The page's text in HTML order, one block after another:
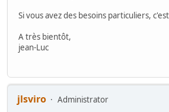
Si vous avez des besoins particuliers,
A très bientôt,
jean-Luc
jlsviro
Administrator